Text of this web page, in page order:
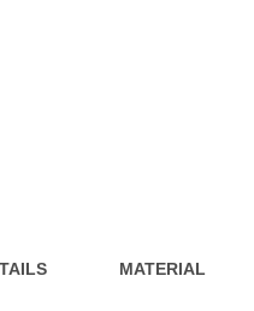
MATERIAL